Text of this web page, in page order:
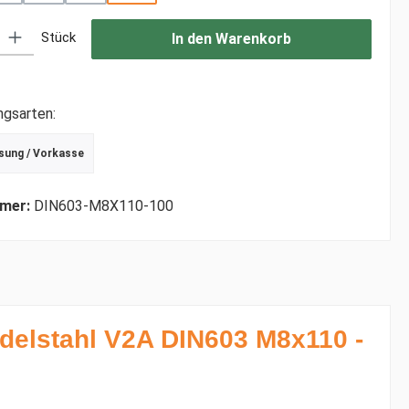
Stück In den Warenkorb
/ Vorkasse
DIN603-M8X110-100
V2A DIN603 M8x110 -